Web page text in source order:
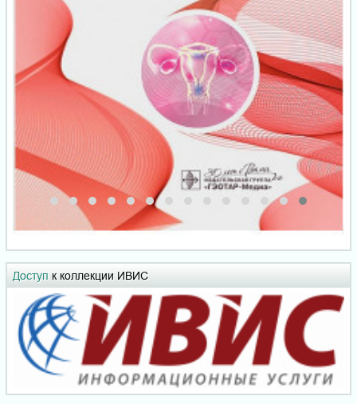
Доступ к коллекции ИВИС